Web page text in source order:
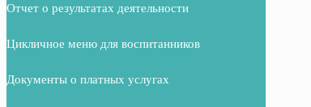
Отчет о результатах деятельности
Цикличное меню для воспитанников
Документы о платных услугах